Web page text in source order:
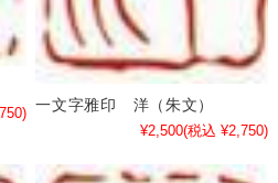
一文字雅印 洋（朱文）
¥2,500(税込 ¥2,750)